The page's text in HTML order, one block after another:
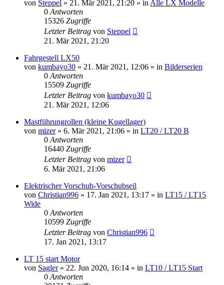
von Steppel » 21. Mär 2021, 21:20 » in Alle LX Modelle
0 Antworten
15326 Zugriffe
Letzter Beitrag von Steppel
21. Mär 2021, 21:20
Fahrgestell LX50
von kumbayo30 » 21. Mär 2021, 12:06 » in Bilderserien
0 Antworten
15509 Zugriffe
Letzter Beitrag von kumbayo30
21. Mär 2021, 12:06
Mastführungrollen (kleine Kugellager)
von mizer» 6. Mär 2021, 21:06 » in LT20 / LT20 B
0 Antworten
16440 Zugriffe
Letzter Beitrag von mizer
6. Mär 2021, 21:06
Elektrischer Vorschub-Vorschubseil
von Christian996 » 17. Jan 2021, 13:17 » in LT15 / LT15
Wide
0 Antworten
10599 Zugriffe
Letzter Beitrag von Christian996
17. Jan 2021, 13:17
LT 15 start Motor
von Sagler» 22. Jun 2020, 16:14 » in LT10 / LT15 Start
0 Antworten